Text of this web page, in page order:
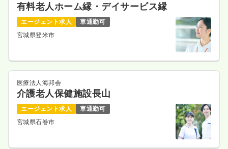
有料老人ホーム縁・デイサービス縁
エージェント求人
車通勤可
宮城県登米市
医療法人海邦会
介護老人保健施設長山
エージェント求人
車通勤可
宮城県石巻市